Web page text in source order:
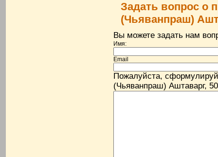
Задать вопрос о
(Чьяванпраш)
Вы можете задать нам
Имя:
Email
Пожалуйста,
(Чьяванпраш) Аштаварг,